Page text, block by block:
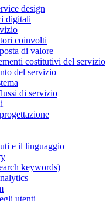
design
digitali
coinvolti
di valore
costitutivi del servizio
del servizio
di servizio
e il linguaggio
keywords)
utenti